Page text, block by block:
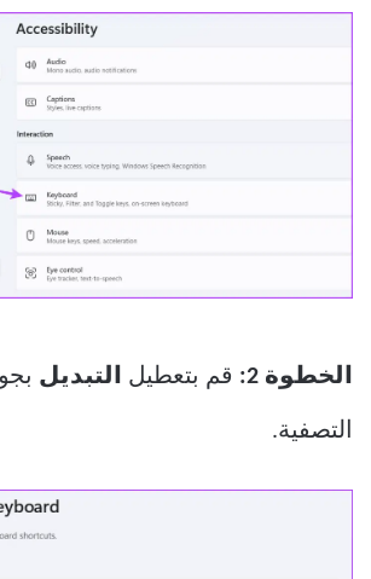
الخطوة 2: قم بتعطيل التبديل
التصفية.